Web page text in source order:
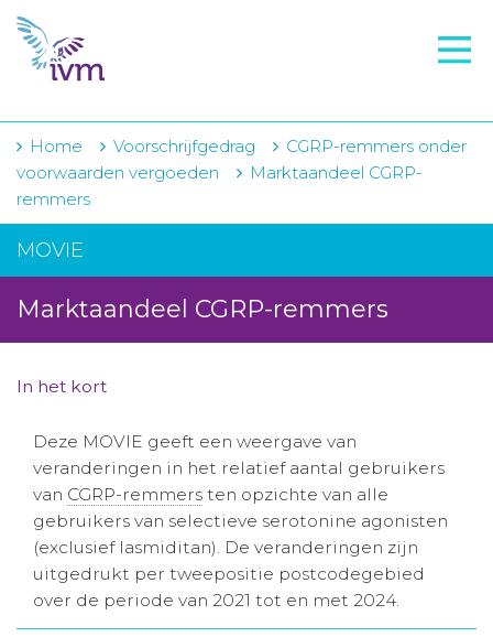
VMI
FTO voorbereiding
IVM-academie
Zorginstellingen
Projecten
Actueel
Winkelwagentje
Aanmelden nieuwsbrief
Inloggen
Home Voorschrijfgedrag
CGRP-remmers onder
voorwaarden vergoeden
Marktaandeel CGRP-
remmers
MOVIE
Marktaandeel CGRP-remmers
In het kort
Deze MOVIE geeft een weergave van
veranderingen in het relatief aantal gebruikers
van CGRP-remmers ten opzichte van alle
gebruikers van selectieve serotonine agonisten
(exclusief lasmiditan). De veranderingen zijn
uitgedrukt per tweepositie postcodegebied
over de periode van 2021 tot en met 2024.